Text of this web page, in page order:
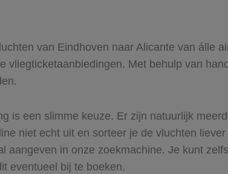
van Eindhoven naar Alicante van álle
vliegticketaanbiedingen. Met behulp van
is een slimme keuze. Er zijn natuurlijk
niet echt uit en sorteer je de vluchten
aangeven in onze zoekmachine. Je kunt
eventueel bij te boeken.